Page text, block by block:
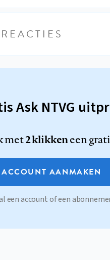
REACTIES
Ask NTVG
met2 klikkeneen
ACCOUNT AANMAKEN
een account of een